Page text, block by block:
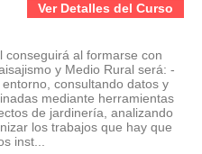
Ver Detalles del Curso
conseguirá al formarse con
y Medio Rural será: -
consultando datos y
mediante herramientas
de jardinería, analizando
los trabajos que hay que
inst...